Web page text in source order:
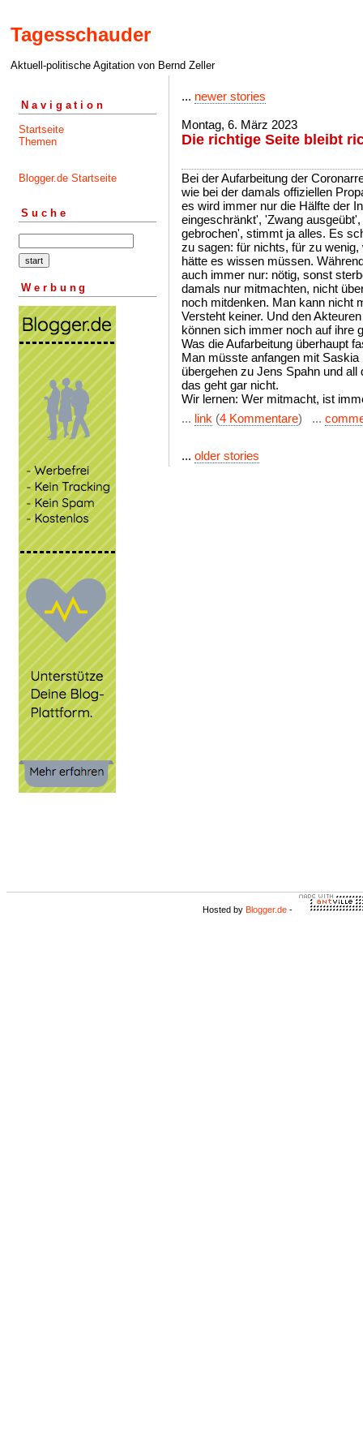
Tagesschauder
Aktuell-politische Agitation von Bernd Zeller
Navigation
Startseite
Themen
Blogger.de Startseite
Suche
Werbung
... newer stories
Montag, 6. März 2023
Die richtige Seite bleibt
Bei der Aufarbeitung der
wie bei der damals offiziellen
es wird immer nur die Hälfte der
eingeschränkt', 'Zwang
gebrochen', stimmt ja alles. Es
zu sagen: für nichts, für zu
hätte es wissen müssen.
auch immer nur: nötig, sonst
damals nur mitmachten, nicht
noch mitdenken. Man kann nicht
Versteht keiner. Und den
können sich immer noch auf ihre
Was die Aufarbeitung überhaupt
Man müsste anfangen mit
übergehen zu Jens Spahn und
das geht gar nicht.
Wir lernen: Wer mitmacht, ist
... link (4 Kommentare) ...
... older stories
Hosted by Blogger.de -